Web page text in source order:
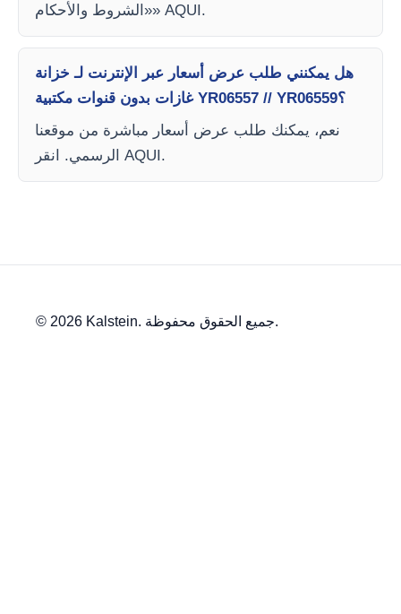
«الشروط والأحكام» AQUI.
هل يمكنني طلب عرض أسعار عبر الإنترنت لـ خزانة
غازات بدون قنوات مكتبية YR06557 // YR06559؟
نعم، يمكنك طلب عرض أسعار مباشرة من موقعنا
الرسمي. انقر AQUI.
© 2026 Kalstein. جميع الحقوق محفوظة.